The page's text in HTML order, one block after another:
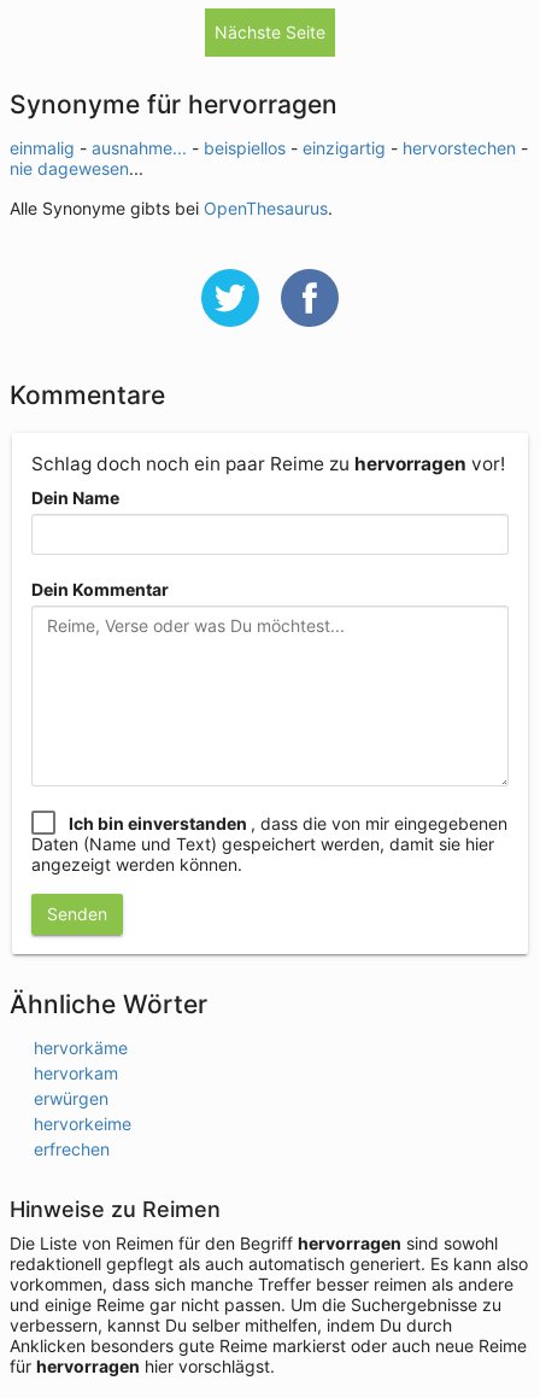
Nächste Seite
Synonyme für hervorragen
einmalig - ausnahme... - beispiellos - einzigartig - hervorstechen -
nie dagewesen...
Alle Synonyme gibts bei OpenThesaurus.
Kommentare
Schlag doch noch ein paar Reime zu hervorragen vor!
Dein Name
Dein Kommentar
Ich bin einverstanden , dass die von mir eingegebenen
Daten (Name und Text) gespeichert werden, damit sie hier
angezeigt werden können.
Senden
Ähnliche Wörter
hervorkäme
hervorkam
erwürgen
hervorkeime
erfrechen
Hinweise zu Reimen
Die Liste von Reimen für den Begriff hervorragen sind sowohl
redaktionell gepflegt als auch automatisch generiert. Es kann also
vorkommen, dass sich manche Treffer besser reimen als andere
und einige Reime gar nicht passen. Um die Suchergebnisse zu
verbessern, kannst Du selber mithelfen, indem Du durch
Anklicken besonders gute Reime markierst oder auch neue Reime
für hervorragen hier vorschlägst.